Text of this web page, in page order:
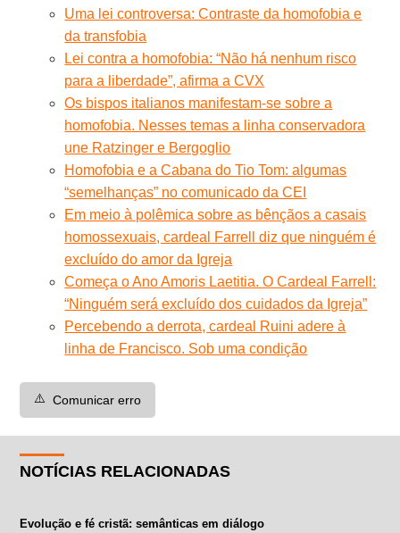
Uma lei controversa: Contraste da homofobia e
da transfobia
Lei contra a homofobia: “Não há nenhum risco
para a liberdade”, afirma a CVX
Os bispos italianos manifestam-se sobre a
homofobia. Nesses temas a linha conservadora
une Ratzinger e Bergoglio
Homofobia e a Cabana do Tio Tom: algumas
“semelhanças” no comunicado da CEI
Em meio à polêmica sobre as bênçãos a casais
homossexuais, cardeal Farrell diz que ninguém é
excluído do amor da Igreja
Começa o Ano Amoris Laetitia. O Cardeal Farrell:
“Ninguém será excluído dos cuidados da Igreja”
Percebendo a derrota, cardeal Ruini adere à
linha de Francisco. Sob uma condição
⚠️ Comunicar erro
NOTÍCIAS RELACIONADAS
Evolução e fé cristã: semânticas em diálogo